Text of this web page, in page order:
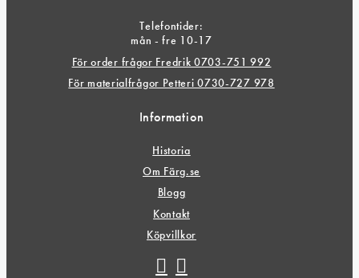
Telefontider:
mån - fre 10-17
För order frågor Fredrik 0703-751 992
För materialfrågor Petteri 0730-727 978
Information
Historia
Om Färg.se
Blogg
Kontakt
Köpvillkor